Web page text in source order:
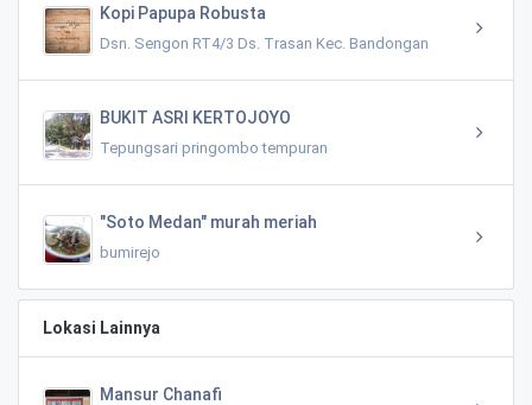
Kopi Papupa Robusta
Dsn. Sengon RT4/3 Ds. Trasan Kec. Bandongan
BUKIT ASRI KERTOJOYO
Tepungsari pringombo tempuran
"Soto Medan" murah meriah
bumirejo
Lokasi Lainnya
Mansur Chanafi